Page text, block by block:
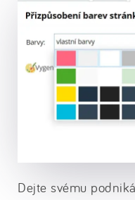
Dejte svému